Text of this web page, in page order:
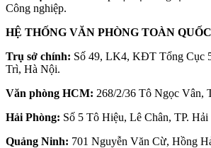
Công nghiệp.
HỆ THỐNG VĂN PHÒNG TOÀN QUỐC
Trụ sở chính: Số 49, LK4, KĐT Tổng Cục
Trì, Hà Nội.
Văn phòng HCM: 268/2/36 Tô Ngọc Vân,
Hải Phòng: Số 5 Tô Hiệu, Lê Chân, TP. Hải
Quảng Ninh: 701 Nguyễn Văn Cừ, Hồng